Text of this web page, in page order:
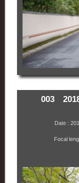
003
Date : 2018/
Focal length: